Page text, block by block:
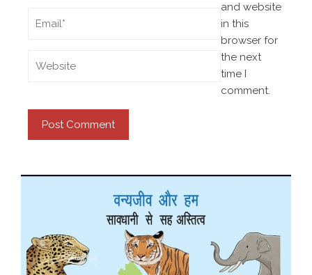
and website
in this
browser for
the next
time I
comment.